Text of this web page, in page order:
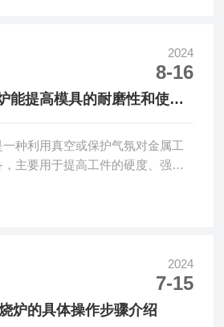
和化合物的还原。保护气氛则可
化。立式真空管式炉的结构特
垂直布置，减少占地面积，便于
统：配备真空泵和真空计，能够
2024
8-16
能提高模具的耐磨性和使用
种利用真空或保护气氛对金属工
主要用于提高工件的硬度、强度
象，保持工件表面的光洁度，同时
生变化。随后，通过迅速冷却
化，从而获得所需的物理和化学
工件通常被转移到一个充满保护气
以防止氧化和过度冷却。真空箱
2024
7-15
炉的具体操作步骤介绍